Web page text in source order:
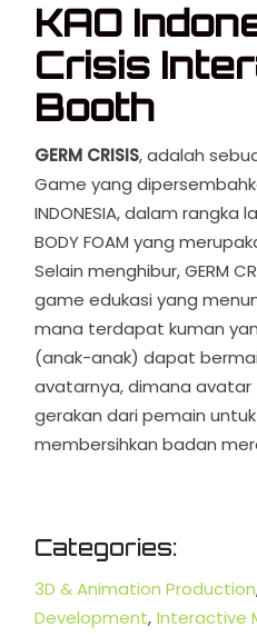
KAO
Crisis
Booth
GERM CRISIS, adalah
Game yang
INDONESIA, dalam rangka
BODY FOAM yang
Selain menghibur, GERM
game edukasi yang
mana terdapat kuman
(anak-anak) dapat
avatarnya, dimana
gerakan dari pemain
membersihkan badan
Categories:
3D & Animation Production
Development Interactive